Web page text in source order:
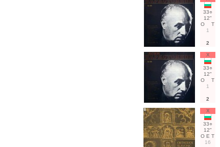
33○
12"
О
Т
1
2
Х
33○
12"
О
Т
1
2
Х
33○
12"
О Е Т
16